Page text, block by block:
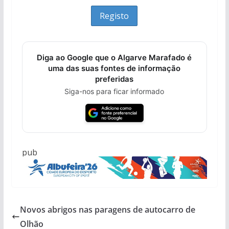
Diga ao Google que o Algarve Marafado é
uma das suas fontes de informação
preferidas
Siga-nos para ficar informado
pub
Novos abrigos nas paragens de autocarro de
Olhão